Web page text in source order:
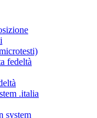
fedeltà
.italia
system